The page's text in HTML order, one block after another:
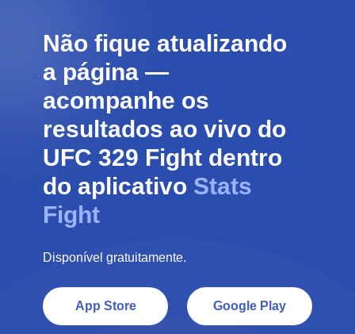
Não fique atualizando
a página —
acompanhe os
resultados ao vivo do
UFC 329 Fight dentro
do aplicativo Stats
Fight
Disponível gratuitamente.
Google Play
App Store